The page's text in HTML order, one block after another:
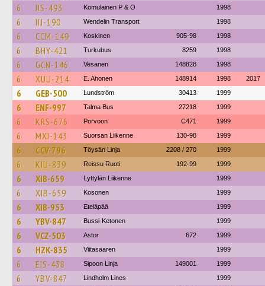
6 IIS-493 Komulainen P & O 1998
6 IIJ-190 Wendelin Transport 1998
6 CCM-149 Koskinen 905-98 1998
6 BHY-421 Turkubus 8259 1998
6 GCN-146 Vesanen 148828 1998
6 XUU-214 E. Ahonen 148914 1998 2017
6 GEB-500 Lundström 30413 1999
6 ENF-997 Talma Bus 27218 1999
6 KRS-676 Porvoon C471 1999
6 MXI-143 Suorsan Liikenne 130-98 1999
6 CCV-796 Töysän Linja 2208 / 270 1999
6 KIU-839 Reissu Ruoti 192-99 1999
6 XIB-659 Lyttylän Liikenne 1999
6 XIB-659 Kosonen 1999
6 XIB-953 Eteläpää 1999
6 YBV-847 Bussi-Ketonen 1999
6 VCZ-503 Astor 672 1999
6 HZK-835 Viitasaaren 1999
6 EIS-438 Sipoon Linja 149001 1999
6 YBV-847 Lindholm Lines 1999